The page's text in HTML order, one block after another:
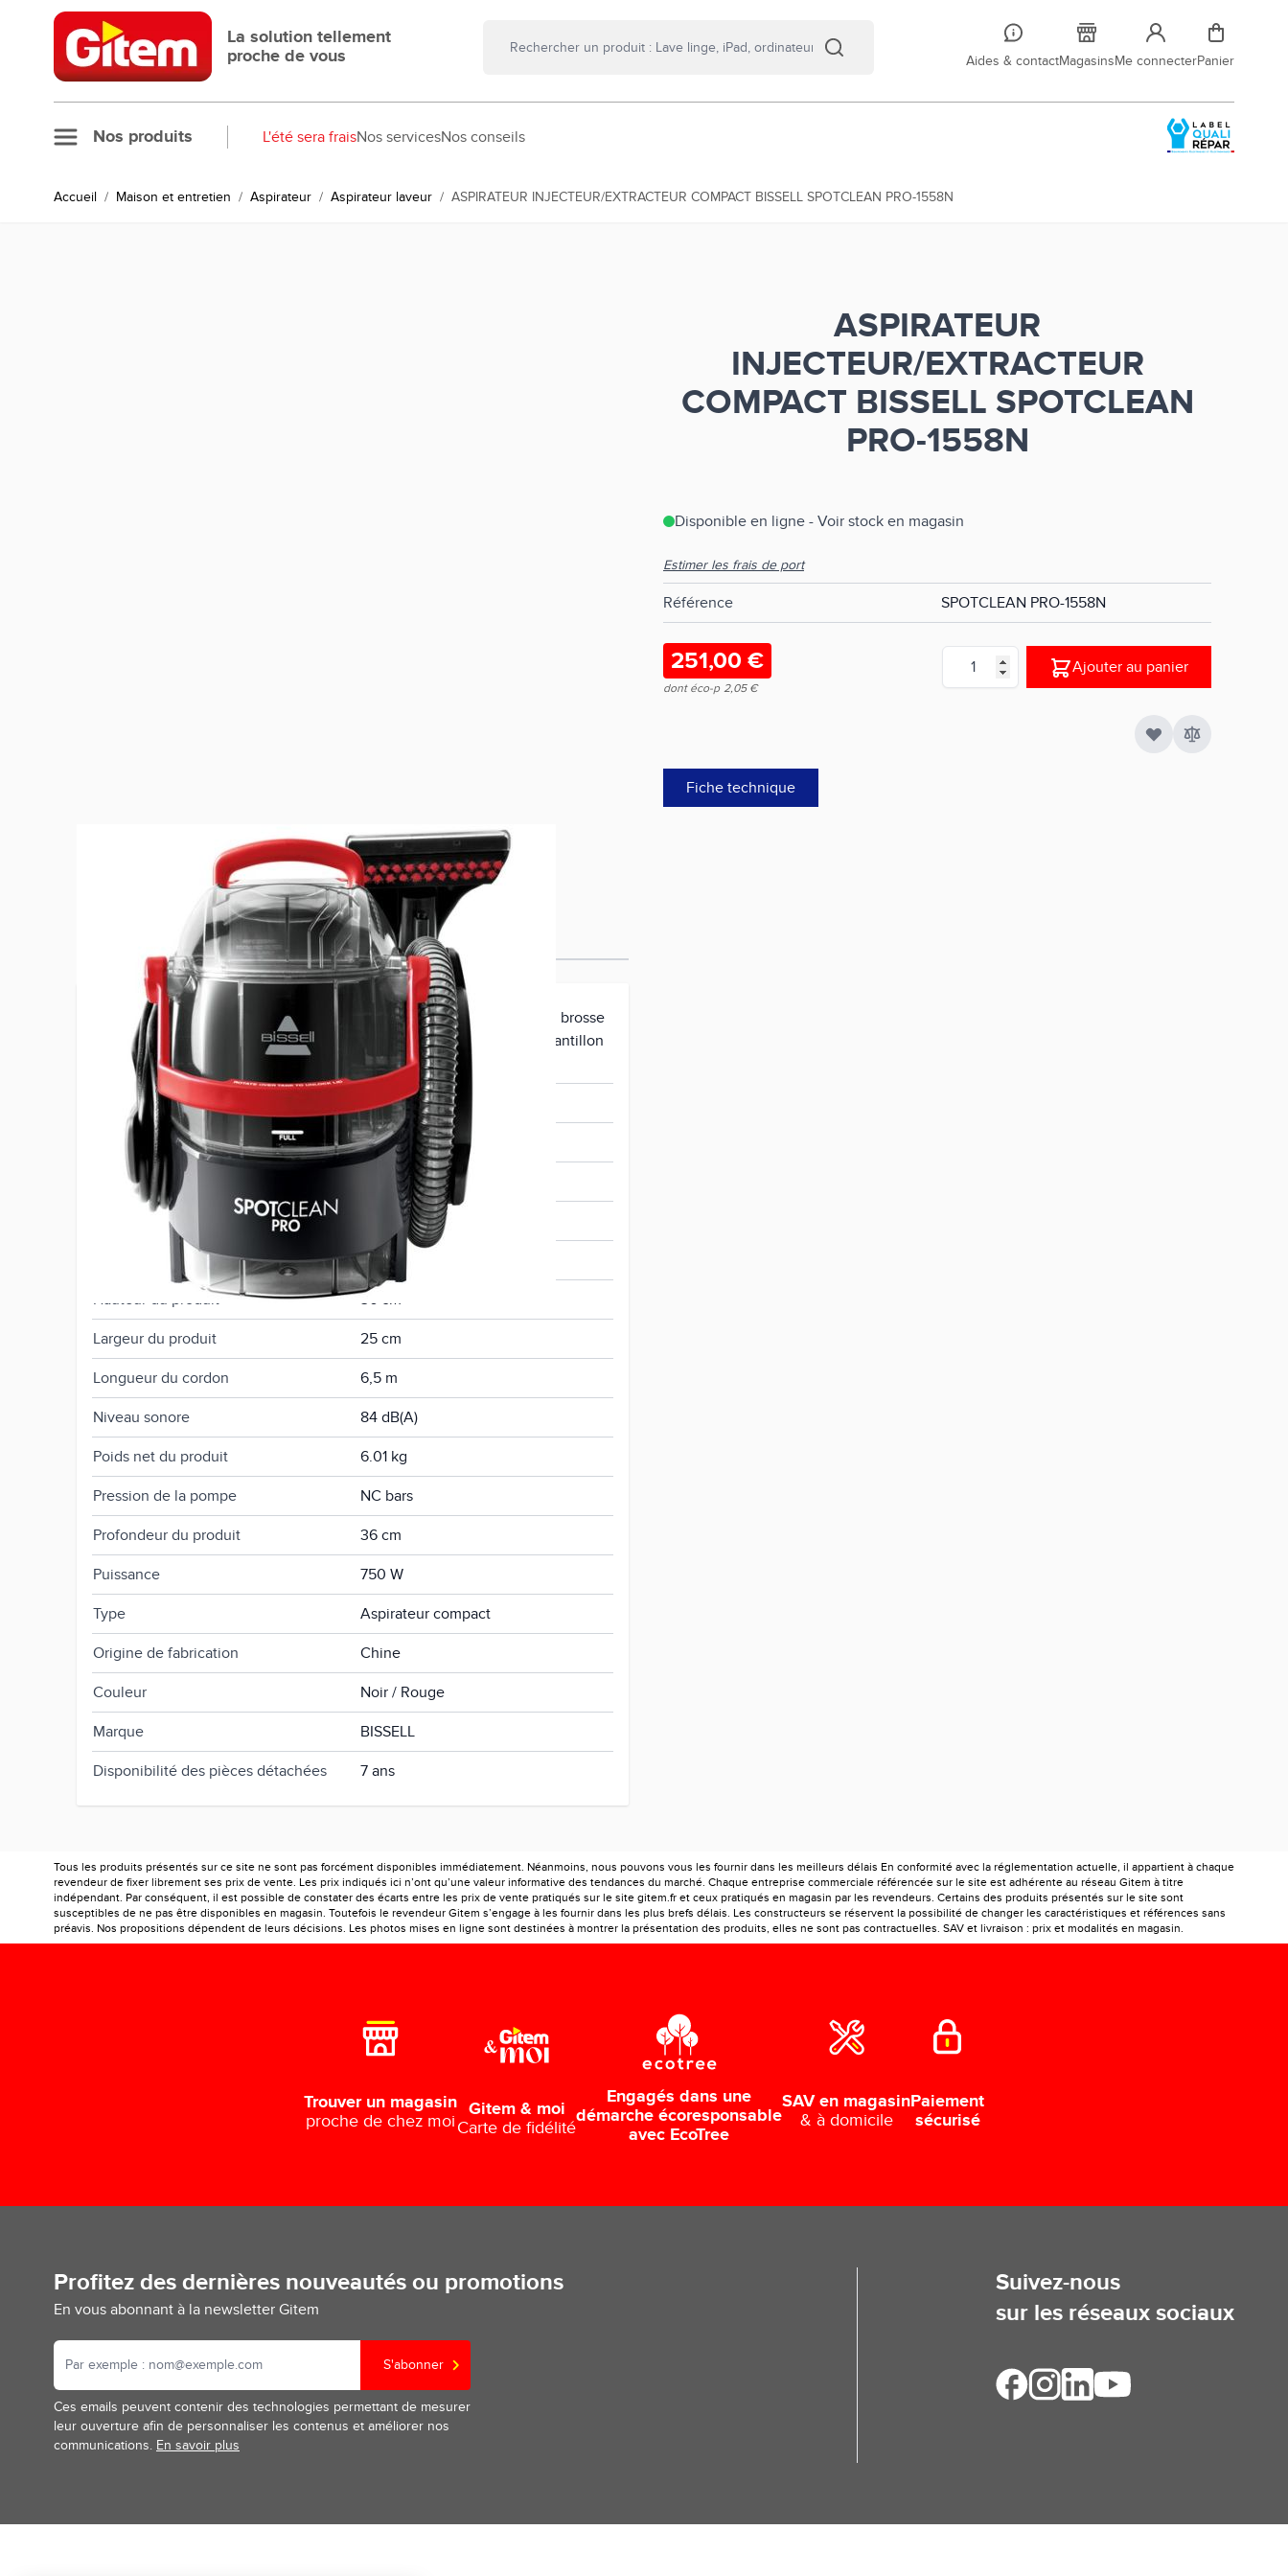
Allez au contenu
La solution tellement
proche de vous
Aides & contactMagasinsMe connecterPanier
Nos produits L'été sera fraisNos servicesNos conseils
Accueil / Maison et entretien / Aspirateur / Aspirateur laveur / ASPIRATEUR INJECTEUR/EXTRACTEUR COMPACT BISSELL SPOTCLEAN PRO-1558N
ASPIRATEUR
INJECTEUR/EXTRACTEUR
COMPACT BISSELL SPOTCLEAN
PRO-1558N
Disponible en ligne - Voir stock en magasin
Estimer les frais de port
Référence SPOTCLEAN PRO-1558N
251,00 €
dont éco-p 2,05 €
Quantité
Ajouter au panier
Fiche technique
Plus d’information
Accessoire(s) fourni(s)
Outil 8 cm taches résistantes, brosse
15 cm taches résistantes, échantillon
détergent Oxygen Boost
Capacité du réservoir d'eau propre 2,9 L
Capacité du réservoir d'eau sale 3,5 L
Débit d'air NC dm3/s
NC kPa
0011120238679
Hauteur du produit 36 cm
Largeur du produit 25 cm
Longueur du cordon 6,5 m
Niveau sonore 84 dB(A)
Poids net du produit 6.01 kg
Pression de la pompe NC bars
Profondeur du produit 36 cm
Puissance 750 W
Type Aspirateur compact
Origine de fabrication Chine
Couleur Noir / Rouge
Marque BISSELL
Disponibilité des pièces détachées 7 ans
Tous les produits présentés sur ce site ne sont pas forcément disponibles immédiatement. Néanmoins, nous pouvons vous les fournir dans les meilleurs délais En conformité avec la réglementation actuelle, il appartient à chaque
revendeur de fixer librement ses prix de vente. Les prix indiqués ici n’ont qu’une valeur informative des tendances du marché. Chaque entreprise commerciale référencée sur le site est adhérente au réseau Gitem à titre
indépendant. Par conséquent, il est possible de constater des écarts entre les prix de vente pratiqués sur le site gitem.fr et ceux pratiqués en magasin par les revendeurs. Certains des produits présentés sur le site sont
susceptibles de ne pas être disponibles en magasin. Toutefois le revendeur Gitem s’engage à les fournir dans les plus brefs délais. Les constructeurs se réservent la possibilité de changer les caractéristiques et références sans
préavis. Nos propositions dépendent de leurs décisions. Les photos mises en ligne sont destinées à montrer la présentation des produits, elles ne sont pas contractuelles. SAV et livraison : prix et modalités en magasin.
Trouver un magasin
proche de chez moi
Gitem & moi
Carte de fidélité
Engagés dans une
démarche écoresponsable
avec EcoTree
SAV en magasin
& à domicile
Paiement
sécurisé
Profitez des dernières nouveautés ou promotions
En vous abonnant à la newsletter Gitem
S'abonner
Ces emails peuvent contenir des technologies permettant de mesurer
leur ouverture afin de personnaliser les contenus et améliorer nos
communications. En savoir plus
Suivez-nous
sur les réseaux sociaux